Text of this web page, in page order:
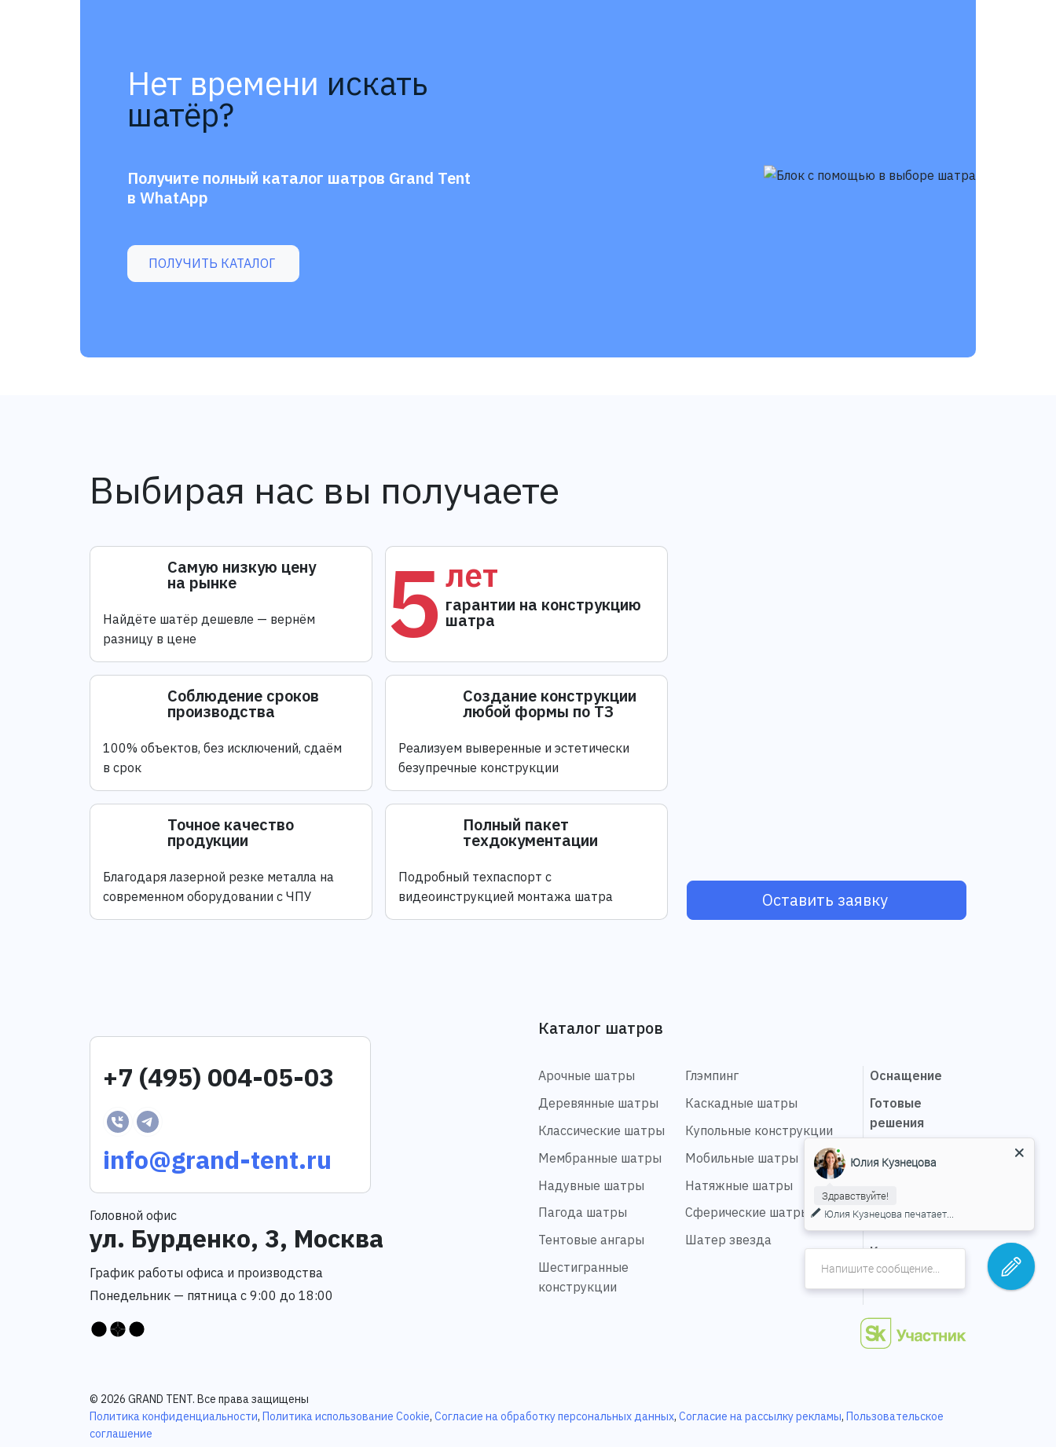
Нет времени искать
шатёр?
Получите полный каталог шатров Grand Tent
в WhatApp
ПОЛУЧИТЬ КАТАЛОГ
Выбирая нас вы получаете
Самую низкую цену
на рынке
Найдёте шатёр дешевле — вернём
разницу в цене
5лет
гарантии на конструкцию
шатра
Соблюдение сроков
производства
100% объектов, без исключений, сдаём
в срок
Создание конструкции
любой формы по ТЗ
Реализуем выверенные и эстетически
безупречные конструкции
Точное качество
продукции
Благодаря лазерной резке металла на
современном оборудовании с ЧПУ
Полный пакет
техдокументации
Подробный техпаспорт с
видеоинструкцией монтажа шатра
Оставить заявку
+7 (495) 004-05-03
info@grand-tent.ru
Головной офис
ул. Бурденко, 3, Москва
График работы офиса и производства
Понедельник — пятница с 9:00 до 18:00
Каталог шатров
Арочные шатры
Деревянные шатры
Классические шатры
Мембранные шатры
Надувные шатры
Пагода шатры
Тентовые ангары
Шестигранные
конструкции
Глэмпинг
Каскадные шатры
Купольные конструкции
Мобильные шатры
Натяжные шатры
Сферические шатры
Шатер звезда
Оснащение
Готовые
решения
проекты
Сервис
О компании
Карьера
Контакты
© 2026 GRAND TENT. Все права защищены
Политика конфиденциальности, Политика использование Cookie, Согласие на обработку персональных данных, Согласие на рассылку рекламы, Пользовательское
соглашение
Юлия Кузнецова
Здравствуйте!
Юлия Кузнецова печатает...